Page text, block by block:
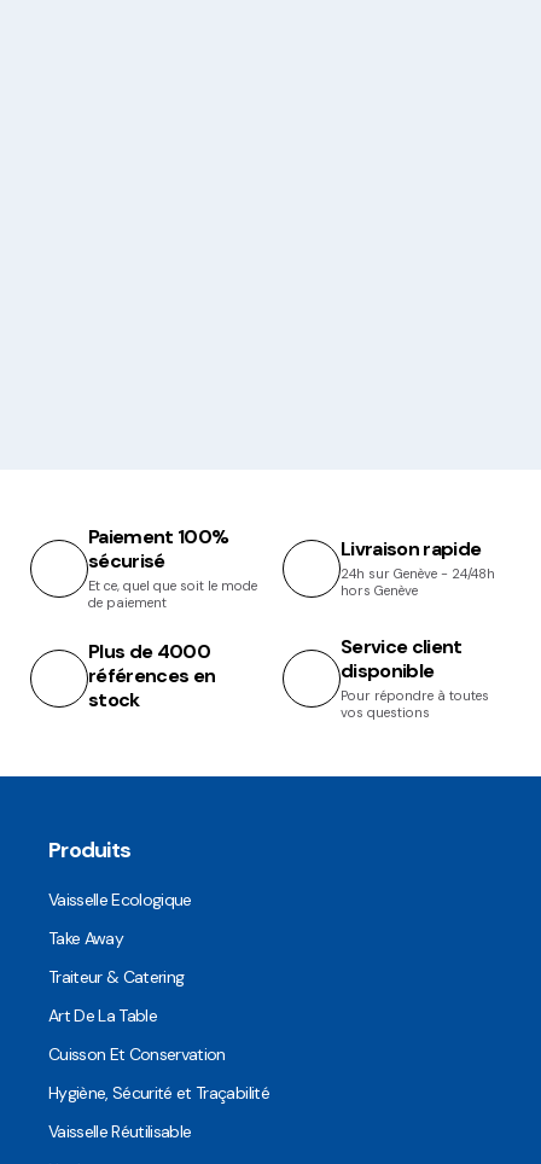
Paiement 100%
sécurisé
Et ce, quel que soit le mode
de paiement
Livraison rapide
24h sur Genève - 24/48h
hors Genève
Plus de 4000
références en
stock
Service client
disponible
Pour répondre à toutes
vos questions
Produits
Vaisselle Ecologique
Take Away
Traiteur & Catering
Art De La Table
Cuisson Et Conservation
Hygiène, Sécurité et Traçabilité
Vaisselle Réutilisable